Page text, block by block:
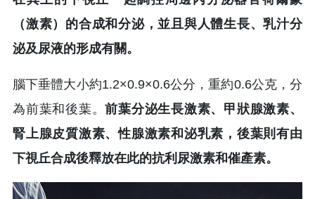
（激素）的合成和分泌，並且與人體生長、乳汁分
泌及尿液的形成有關。
腦下垂體大小約1.2×0.9×0.6公分，重約0.6公克，分
為前葉和後葉。前葉分泌生長激素、甲狀腺激素、
腎上腺皮質激素、性腺激素和泌乳素，後葉則有由
下視丘合成後釋放在此的抗利尿激素和催產素。